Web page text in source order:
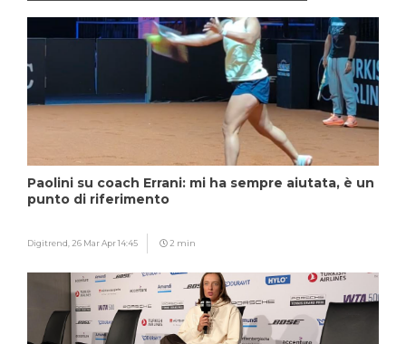
Paolini su coach Errani: mi ha sempre aiutata, è un
punto di riferimento
Digitrend, 26 Mar Apr 14:45 2 min